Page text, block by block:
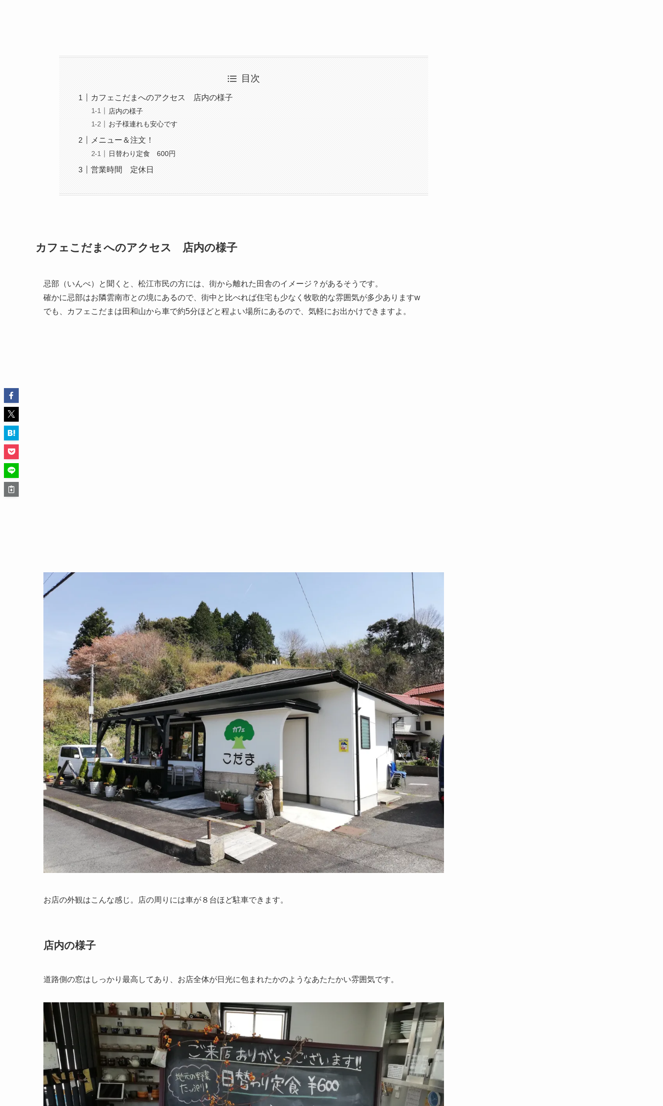
目次
カフェこだまへのアクセス 店内の様子
店内の様子
お子様連れも安心です
メニュー＆注文！
日替わり定食 600円
営業時間 定休日
カフェこだまへのアクセス 店内の様子
忌部（いんべ）と聞くと、松江市民の方には、街から離れた田舎のイメージ？があるそうです。
確かに忌部はお隣雲南市との境にあるので、街中と比べれば住宅も少なく牧歌的な雰囲気が多少ありますw
でも、カフェこだまは田和山から車で約5分ほどと程よい場所にあるので、気軽にお出かけできますよ。
お店の外観はこんな感じ。店の周りには車が８台ほど駐車できます。
店内の様子
道路側の窓はしっかり最高してあり、お店全体が日光に包まれたかのようなあたたかい雰囲気です。